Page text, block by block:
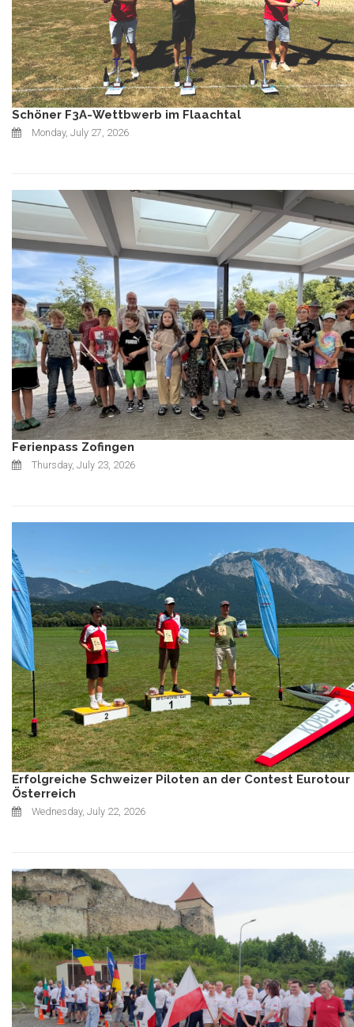
Schöner F3A-Wettbwerb im Flaachtal
Monday, July 27, 2026
Ferienpass Zofingen
Thursday, July 23, 2026
Erfolgreiche Schweizer Piloten an der Contest Eurotour
Österreich
Wednesday, July 22, 2026